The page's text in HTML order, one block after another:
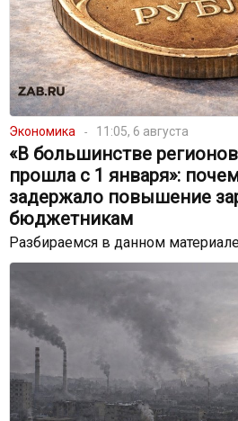
Экономика 11:05, 6 августа
«В большинстве
прошла с 1 января»:
задержало повышение
бюджетникам
Разбираемся в данном